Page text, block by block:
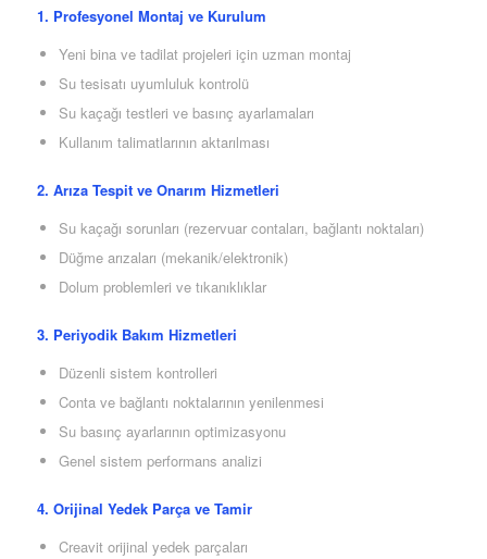
1. Profesyonel Montaj ve Kurulum
Yeni bina ve tadilat projeleri için uzman montaj
Su tesisatı uyumluluk kontrolü
Su kaçağı testleri ve basınç ayarlamaları
Kullanım talimatlarının aktarılması
2. Arıza Tespit ve Onarım Hizmetleri
Su kaçağı sorunları (rezervuar contaları, bağlantı noktaları)
Düğme arızaları (mekanik/elektronik)
Dolum problemleri ve tıkanıklıklar
3. Periyodik Bakım Hizmetleri
Düzenli sistem kontrolleri
Conta ve bağlantı noktalarının yenilenmesi
Su basınç ayarlarının optimizasyonu
Genel sistem performans analizi
4. Orijinal Yedek Parça ve Tamir
Creavit orijinal yedek parçaları